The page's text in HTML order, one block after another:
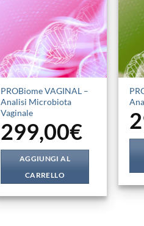
PROBiome VAGINAL –
Analisi Microbiota
Vaginale
299,00€
AGGIUNGI AL
CARRELLO